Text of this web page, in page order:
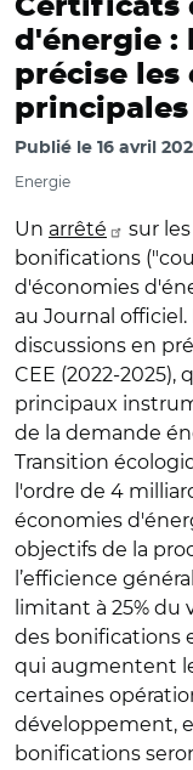
Certificats
d'énergie :
précise les
Publié le 16 avril
Energie
Un arrêté
sur
bonifications
d'économies
au Journal
discussions en
CEE (2022-
principaux
de la demande
Transition
l'ordre de 4
économies
objectifs de la
l’efficience
limitant à 25% du
des bonifications
qui augmentent
certaines
développement,
bonifications